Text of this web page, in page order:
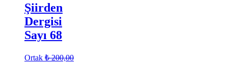
Şiirden
Dergisi
Sayı 68
Ortak ₺200,00